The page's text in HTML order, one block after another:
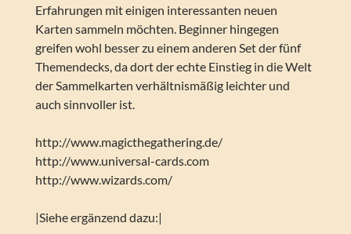
Erfahrungen mit einigen interessanten neuen
Karten sammeln möchten. Beginner hingegen
greifen wohl besser zu einem anderen Set der fünf
Themendecks, da dort der echte Einstieg in die Welt
der Sammelkarten verhältnismäßig leichter und
auch sinnvoller ist.
http://www.magicthegathering.de/
http://www.universal-cards.com
http://www.wizards.com/
|Siehe ergänzend dazu:|